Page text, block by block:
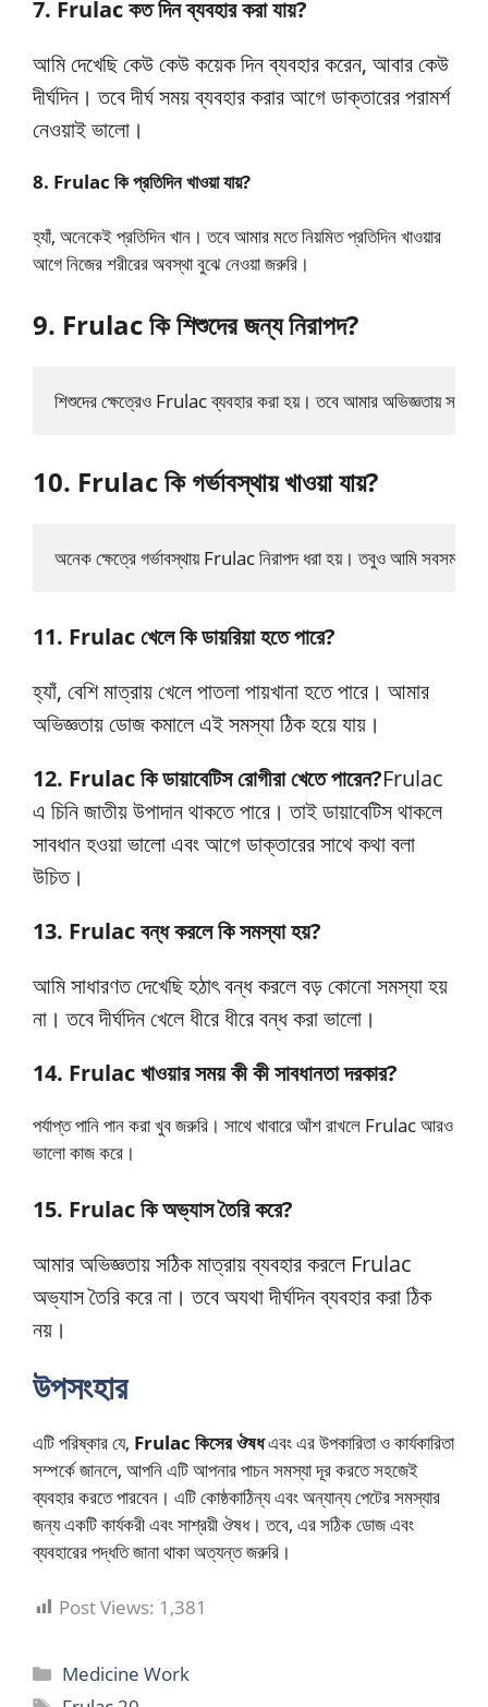
7. Frulac কত দিন ব্যবহার করা যায়?
আমি দেখেছি কেউ কেউ কয়েক দিন ব্যবহার করেন, আবার কেউ
দীর্ঘদিন। তবে দীর্ঘ সময় ব্যবহার করার আগে ডাক্তারের পরামর্শ
নেওয়াই ভালো।
8. Frulac কি প্রতিদিন খাওয়া যায়?
হ্যাঁ, অনেকেই প্রতিদিন খান। তবে আমার মতে নিয়মিত প্রতিদিন খাওয়ার
আগে নিজের শরীরের অবস্থা বুঝে নেওয়া জরুরি।
9. Frulac কি শিশুদের জন্য নিরাপদ?
শিশুদের ক্ষেত্রেও Frulac ব্যবহার করা হয়। তবে আমার অভিজ্ঞতায় সঠিক
10. Frulac কি গর্ভাবস্থায় খাওয়া যায়?
অনেক ক্ষেত্রে গর্ভাবস্থায় Frulac নিরাপদ ধরা হয়। তবুও আমি সবসময়
11. Frulac খেলে কি ডায়রিয়া হতে পারে?
হ্যাঁ, বেশি মাত্রায় খেলে পাতলা পায়খানা হতে পারে। আমার
অভিজ্ঞতায় ডোজ কমালে এই সমস্যা ঠিক হয়ে যায়।
12. Frulac কি ডায়াবেটিস রোগীরা খেতে পারেন?Frulac
এ চিনি জাতীয় উপাদান থাকতে পারে। তাই ডায়াবেটিস থাকলে
সাবধান হওয়া ভালো এবং আগে ডাক্তারের সাথে কথা বলা
উচিত।
13. Frulac বন্ধ করলে কি সমস্যা হয়?
আমি সাধারণত দেখেছি হঠাৎ বন্ধ করলে বড় কোনো সমস্যা হয়
না। তবে দীর্ঘদিন খেলে ধীরে ধীরে বন্ধ করা ভালো।
14. Frulac খাওয়ার সময় কী কী সাবধানতা দরকার?
পর্যাপ্ত পানি পান করা খুব জরুরি। সাথে খাবারে আঁশ রাখলে Frulac আরও
ভালো কাজ করে।
15. Frulac কি অভ্যাস তৈরি করে?
আমার অভিজ্ঞতায় সঠিক মাত্রায় ব্যবহার করলে Frulac
অভ্যাস তৈরি করে না। তবে অযথা দীর্ঘদিন ব্যবহার করা ঠিক
নয়।
উপসংহার
এটি পরিষ্কার যে, Frulac কিসের ঔষধএবং এর উপকারিতা ও কার্যকারিতা
সম্পর্কে জানলে, আপনি এটি আপনার পাচন সমস্যা দূর করতে সহজেই
ব্যবহার করতে পারবেন। এটি কোষ্ঠকাঠিন্য এবং অন্যান্য পেটের সমস্যার
জন্য একটি কার্যকরী এবং সাশ্রয়ী ঔষধ। তবে, এর সঠিক ডোজ এবং
ব্যবহারের পদ্ধতি জানা থাকা অত্যন্ত জরুরি।
Post Views: 1,381
Categories
Medicine Work